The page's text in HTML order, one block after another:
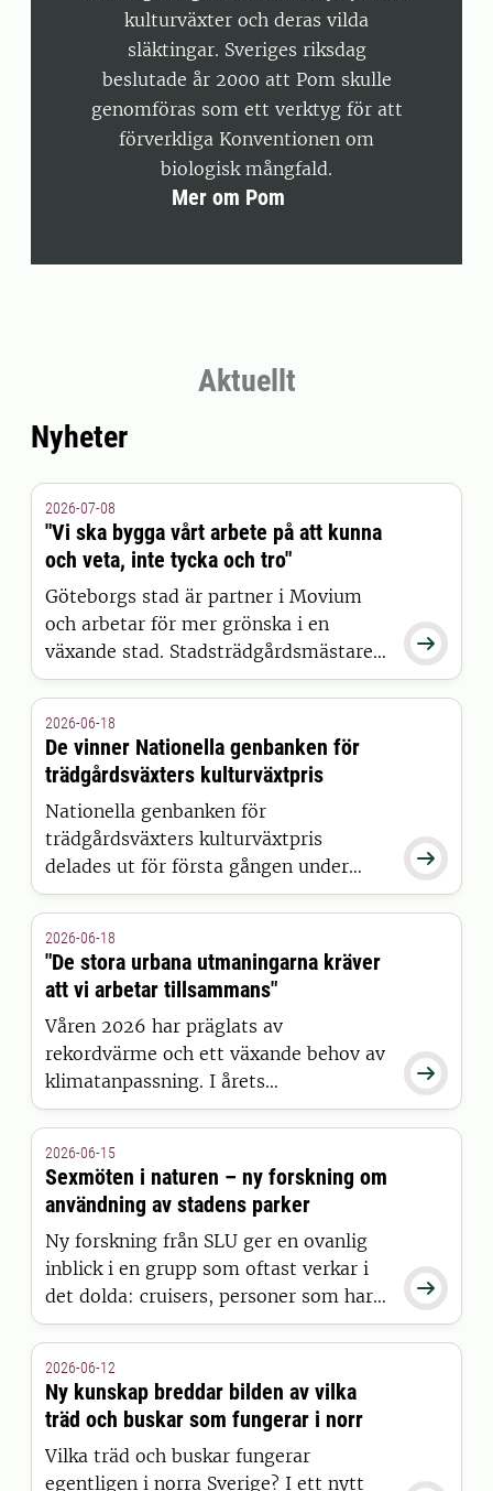
kulturväxter och deras vilda
släktingar. Sveriges riksdag
beslutade år 2000 att Pom skulle
genomföras som ett verktyg för att
förverkliga Konventionen om
biologisk mångfald.
Mer om Pom
Aktuellt
Nyheter

2026-07-08
"Vi ska bygga vårt arbete på att kunna
och veta, inte tycka och tro"
Göteborgs stad är partner i Movium
och arbetar för mer grönska i en
växande stad. Stadsträdgårdsmästare
Johan Rehngren berättar hur stadens
klimatutmaningar och skapa en
grönare, mer levande och tillgänglig
stad.

2026-06-18
De vinner Nationella genbanken för
trädgårdsväxters kulturväxtpris
Nationella genbanken för
trädgårdsväxters kulturväxtpris
delades ut för första gången under
måndagens tioårsjubileum. Syftet är
insatser som görs för att bevara
mångfalden inom det gröna
kulturarvet bland äldre
trädgårdsväxter.

2026-06-18
"De stora urbana utmaningarna kräver
att vi arbetar tillsammans"
Våren 2026 har präglats av
rekordvärme och ett växande behov av
klimatanpassning. I årets
sommarkrönika reflekterar Lina
Movium och SLU Urban Futures kan
bidra till att möta dessa utmaningar
genom kunskap, samverkan och
långsiktiga partnerskap.

2026-06-15
Sexmöten i naturen – ny forskning om
användning av stadens parker
Ny forskning från SLU ger en ovanlig
inblick i en grupp som oftast verkar i
det dolda: cruisers, personer som har
sex utomhus. Studien undersöker vilka
upplevelse av naturen och konflikter
med parkförvaltare.
2026-06-12
Ny kunskap breddar bilden av vilka
träd och buskar som fungerar i norr
Vilka träd och buskar fungerar
egentligen i norra Sverige? I ett nytt